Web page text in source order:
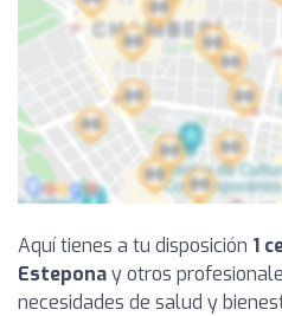
Aquí tienes a tu disposición 1
Esteponay otros
necesidades de salud y